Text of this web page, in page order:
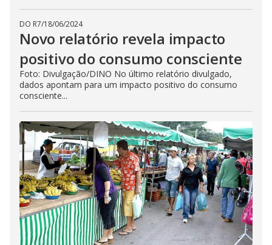
DO R7/18/06/2024
Novo relatório revela impacto
positivo do consumo consciente
Foto: Divulgação/DINO No último relatório divulgado,
dados apontam para um impacto positivo do consumo
consciente...